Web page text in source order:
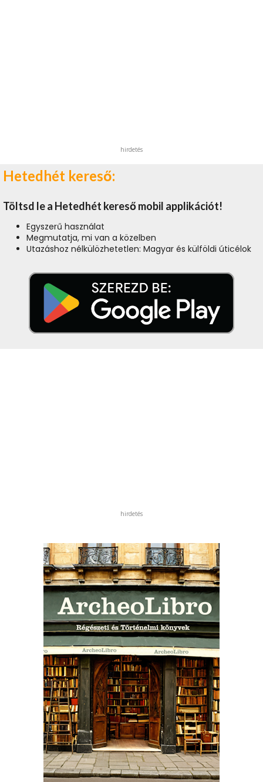
hirdetés
Hetedhét kereső:
Töltsd le a Hetedhét kereső mobil applikációt!
Egyszerű használat
Megmutatja, mi van a közelben
Utazáshoz nélkülözhetetlen: Magyar és külföldi úticélok
hirdetés